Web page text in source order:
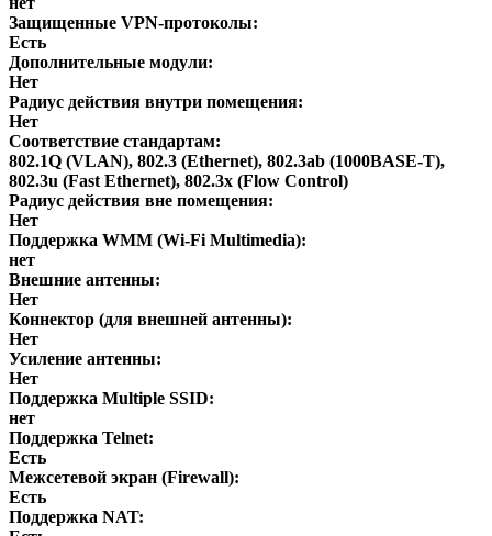
Защищенные VPN-протоколы:
Есть
Дополнительные модули:
Нет
Радиус действия внутри помещения:
Нет
Соответствие стандартам:
802.1Q (VLAN), 802.3 (Ethernet), 802.3ab (1000BASE-T),
802.3u (Fast Ethernet), 802.3x (Flow Control)
Радиус действия вне помещения:
Нет
Поддержка WMM (Wi-Fi Multimedia):
нет
Внешние антенны:
Нет
Коннектор (для внешней антенны):
Нет
Усиление антенны:
Нет
Поддержка Multiple SSID:
нет
Поддержка Telnet:
Есть
Межсетевой экран (Firewall):
Есть
Поддержка NAT: